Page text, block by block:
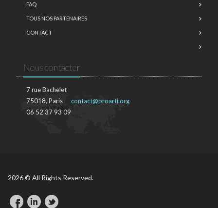
FAQ
TOUS NOS PARTENAIRES
CONTACT
Nous contacter
7 rue Bachelet
75018, Paris
06 52 37 93 09
contact@proarti.org
2026 © All Rights Reserved.